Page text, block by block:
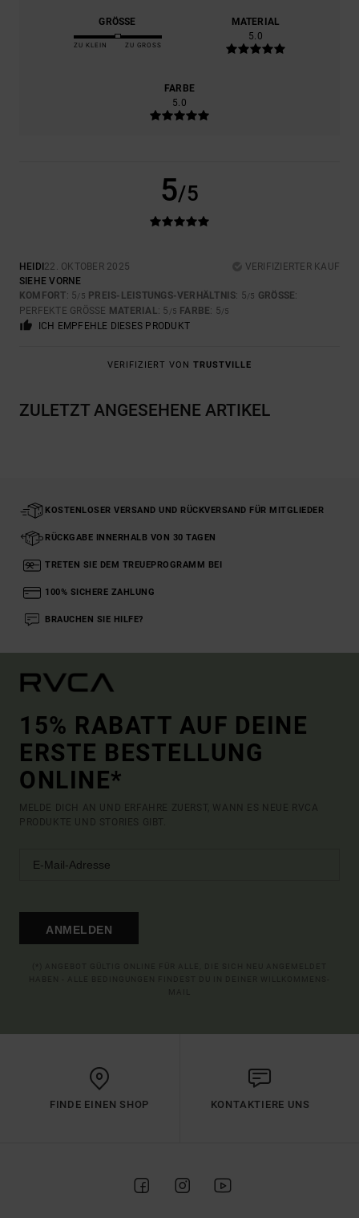
GRÖSSE
ZU KLEIN ZU GROSS
MATERIAL
5.0
FARBE
5.0
5/5
HEIDI 22. OKTOBER 2025
VERIFIZIERTER KAUF
SIEHE VORNE
KOMFORT: 5/5 PREIS-LEISTUNGS-VERHÄLTNIS: 5/5 GRÖSSE :
PERFEKTE GRÖSSE MATERIAL: 5 /5 FARBE: 5/5
ICH EMPFEHLE DIESES PRODUKT
VERIFIZIERT VON TRUSTVILLE
ZULETZT ANGESEHENE ARTIKEL
KOSTENLOSER VERSAND UND RÜCKVERSAND FÜR MITGLIEDER
RÜCKGABE INNERHALB VON 30 TAGEN
TRETEN SIE DEM TREUEPROGRAMM BEI
100% SICHERE ZAHLUNG
BRAUCHEN SIE HILFE?
15% RABATT AUF DEINE
ERSTE BESTELLUNG
ONLINE*
MELDE DICH AN UND ERFAHRE ZUERST, WANN ES NEUE RVCA
PRODUKTE UND STORIES GIBT.
ANMELDEN
FINDE EINEN SHOP KONTAKTIERE UNS